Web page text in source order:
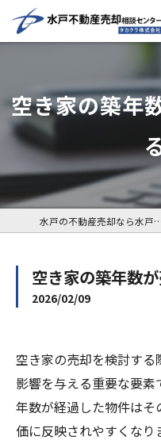
空き家の築年
水戸の不動産売却なら水戸不動産売却相談センター
空き家の築年数
2026/02/09
空き家の売却を検討す
影響を与える重要な要
年数が経過した物件は
価に反映されやすくな